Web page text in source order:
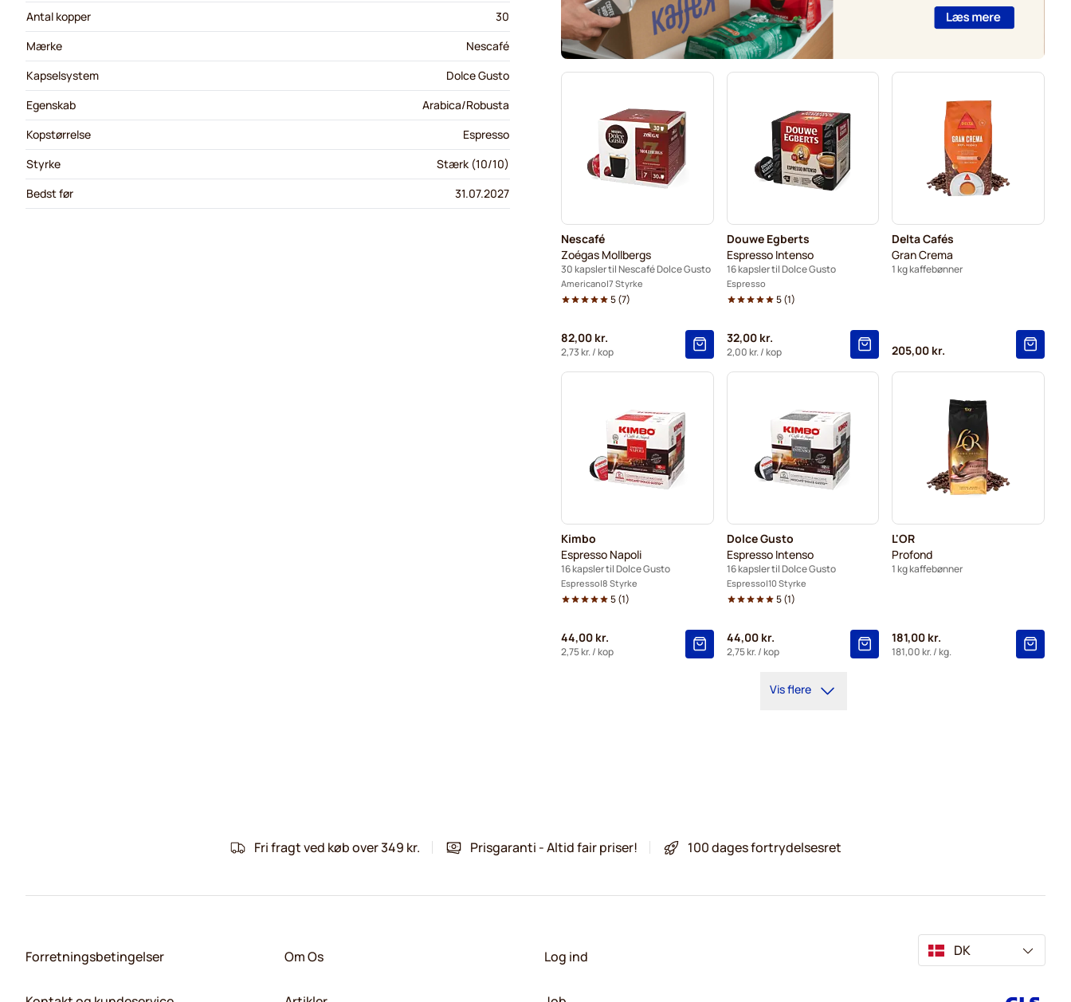
Nescafé
Zoégas Mollbergs
30 kapsler til Nescafé Dolce Gusto
Americano 7 Styrke
5(7)
82,00 kr.
2,73 kr./ kop
Douwe Egberts
Espresso Intenso
16 kapsler til Dolce Gusto
Espresso
5(1)
32,00 kr.
2,00 kr./ kop
Delta Cafés
Gran Crema
1 kg kaffebønner
205,00 kr.
Kimbo
Espresso Napoli
16 kapsler til Dolce Gusto
Espresso 8 Styrke
5(1)
44,00 kr.
2,75 kr./ kop
Dolce Gusto
Espresso Intenso
16 kapsler til Dolce Gusto
Espresso 10 Styrke
5(1)
44,00 kr.
2,75 kr./ kop
L'OR
Profond
1 kg kaffebønner
181,00 kr.
181,00 kr./ kg.
Vis flere
Antal kopper
30
Mærke
Nescafé
Kapselsystem
Dolce Gusto
Egenskab
Arabica/Robusta
Kopstørrelse
Espresso
Styrke
Stærk (10/10)
Bedst før
31.07.2027
Fri fragt ved køb over 349 kr. Prisgaranti - Altid fair priser! 100 dages fortrydelsesret
Forretningsbetingelser Om Os Log ind DK